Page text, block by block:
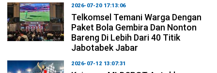
2026-07-20 17:13:06
Telkomsel Temani Warga Dengan
Paket Bola Gembira Dan Nonton
Bareng Di Lebih Dari 40 Titik
Jabotabek Jabar
2026-07-12 13:07:31